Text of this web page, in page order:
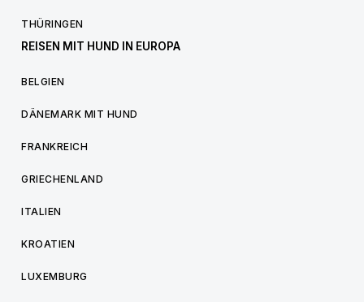
THÜRINGEN
REISEN MIT HUND IN EUROPA
BELGIEN
DÄNEMARK MIT HUND
FRANKREICH
GRIECHENLAND
ITALIEN
KROATIEN
LUXEMBURG